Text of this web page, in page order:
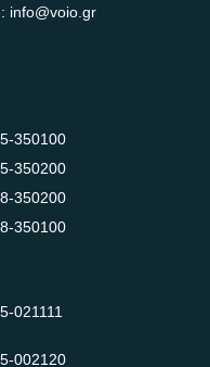
info@voio.gr
350100
350200
350200
350100
021111
002120